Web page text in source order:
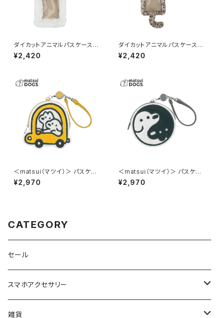
ダイカットアニマルパスケース
（リール付き） シーズー GPC00
59-C
¥2,420
ダイカットアニマルパスケース
（リール付き） ヒョウ/豹 GPC00
59-D
¥2,420
＜matsui（マツイ）＞ パスケー
ス（リール付き） matsui DOGS
LMA-G006-YE（イエロー）
¥2,970
＜matsui（マツイ）＞ パスケー
ス（リール付き） matsui DOGS
LMA-G006-GY（グレー）
¥2,970
CATEGORY
セール
スマホアクセサリー
iPhoneケース
雑貨